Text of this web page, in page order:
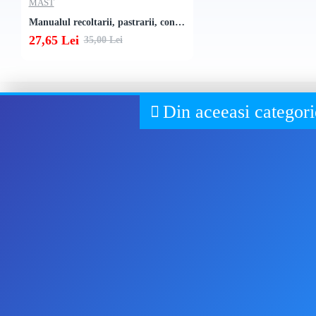
MAST
Manualul recoltarii, pastrarii, conditionarii si utilizarii fanului
27,65 Lei 35,00 Lei
Din aceeasi